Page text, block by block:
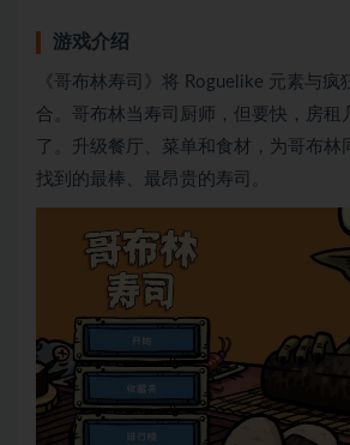
游戏介绍
《哥布林寿司》将 Roguelike 元素与疯
合。哥布林当寿司厨师，但要快，房租
了。升级餐厅、菜单和食材，为哥布林
找到的最棒、最昂贵的寿司。